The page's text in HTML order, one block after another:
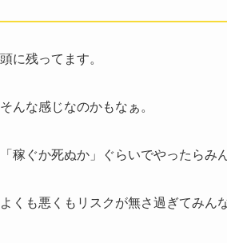
に残ってます。
んな感じなのかもなぁ。
稼ぐか死ぬか」ぐらいでやったらみ
くも悪くもリスクが無さ過ぎてみん